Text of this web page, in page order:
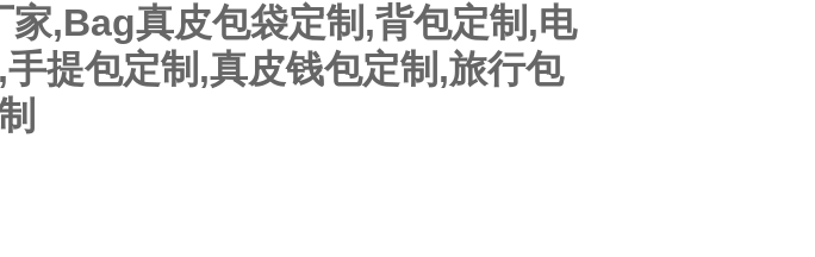
,Bag真皮包袋定制,背包定制,电
提包定制,真皮钱包定制,旅行包